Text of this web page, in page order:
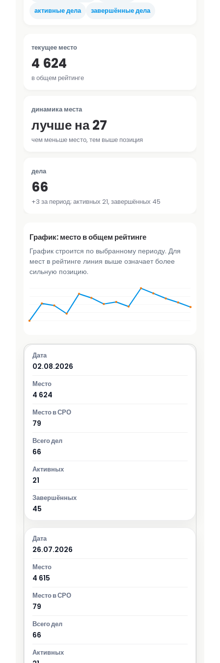
активные дела
завершённые дела
текущее место
4 624
в общем рейтинге
динамика места
лучше на 27
чем меньше место, тем выше позиция
дела
66
+3 за период; активных 21, завершённых 45
График: место в общем рейтинге
График строится по выбранному периоду. Для
мест в рейтинге линия выше означает более
сильную позицию.
02.08.2026
4 624
79
66
21
45
26.07.2026
4 615
79
66